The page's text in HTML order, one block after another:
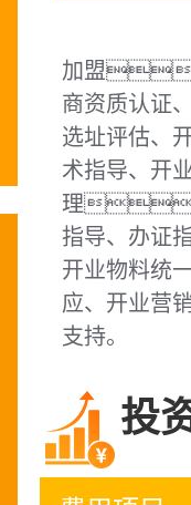
加盟
商资质认证
选址评估、
术指导、开
理
指导、办证
开业物料统
应、开业营
支持。
投